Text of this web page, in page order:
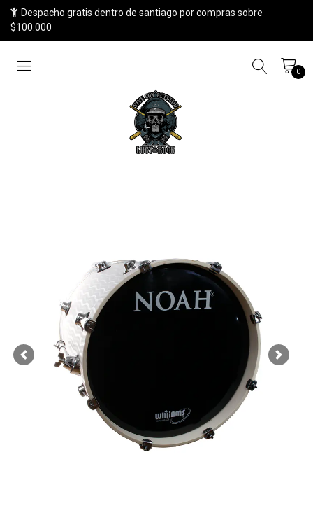
Despacho gratis dentro de santiago por compras sobre
$100.000
0
Previous Next